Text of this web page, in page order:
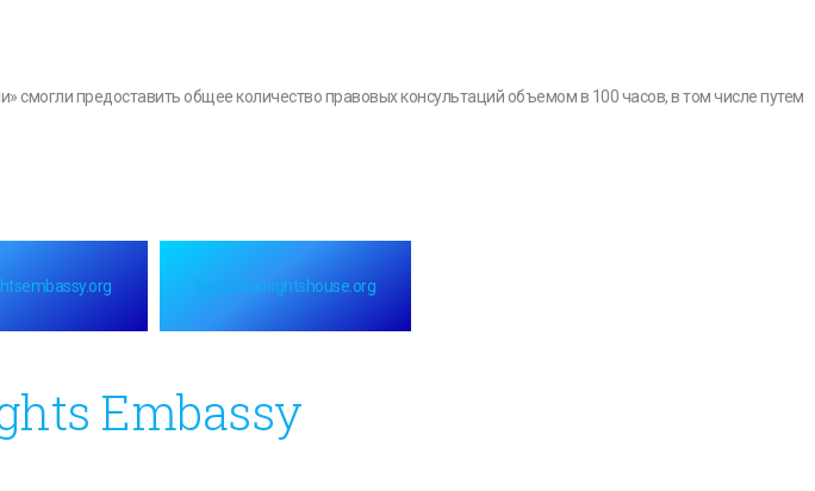
предоставить общее количество правовых консультаций объемом в 100 часов, в том числе путем
ilia.humanrightshouse.org
Embassy